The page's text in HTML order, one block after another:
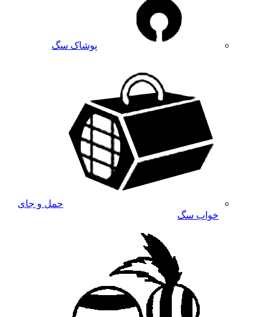
پوشاک سگ
حمل و جای
خواب سگ